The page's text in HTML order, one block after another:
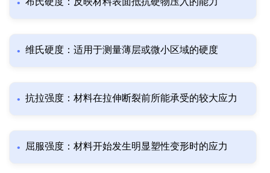
维氏硬度：适用于测量薄层或微小区域的硬度
抗拉强度：材料在拉伸断裂前所能承受的较大应力
屈服强度：材料开始发生明显塑性变形时的应力